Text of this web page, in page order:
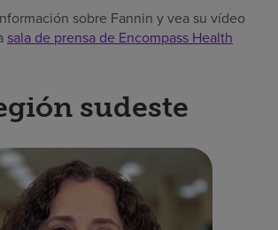
sobre Fannin y vea su vídeo
sala de prensa de Encompass Health
sudeste